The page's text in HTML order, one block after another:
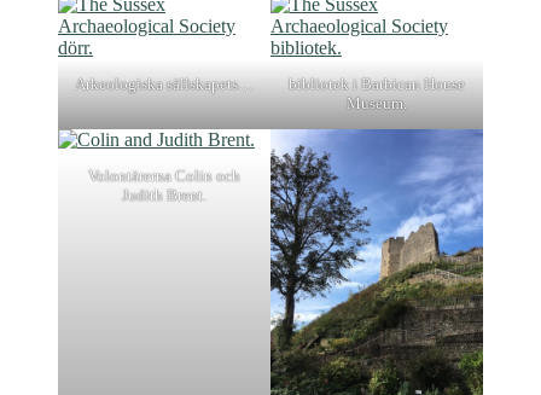
Arkeologiska sällskapets…
bibliotek i Barbican House
Museum.
Volontärerna Colin och
Judith Brent.